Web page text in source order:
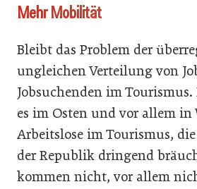
Mehr Mobilität
Bleibt das Problem der
ungleichen Verteilung von
Jobsuchenden im
es im Osten und vor allem in
Arbeitslose im Tourismus,
der Republik dringend
kommen nicht, vor allem